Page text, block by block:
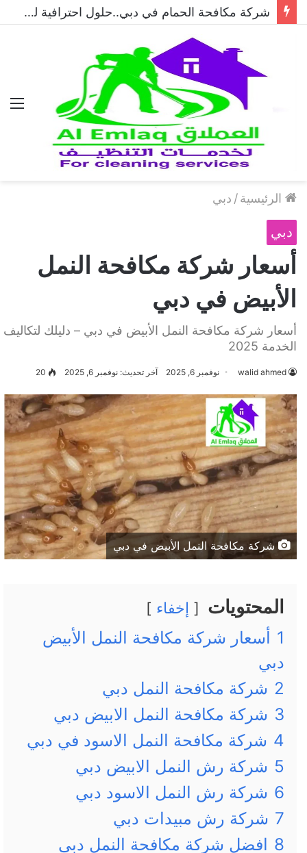
شركة مكافحة الحمام في دبي..حلول احترافية لطرد الحمام وحماية المباني نهائيًا
الرئيسية/ دبي
دبي
أسعار شركة مكافحة النمل
الأبيض في دبي
أسعار شركة مكافحة النمل الأبيض في دبي – دليلك لتكاليف
الخدمة 2025
walid ahmed نوفمبر 6, 2025 آخر تحديث: نوفمبر 6, 2025 20
شركة مكافحة النمل الأبيض في دبي
المحتويات إخفاء
1 أسعار شركة مكافحة النمل الأبيض
دبي
2 شركة مكافحة النمل دبي
3 شركة مكافحة النمل الابيض دبي
4 شركة مكافحة النمل الاسود في دبي
5 شركة رش النمل الابيض دبي
6 شركة رش النمل الاسود دبي
7 شركة رش مبيدات دبي
8 افضل شركة مكافحة النمل دبي